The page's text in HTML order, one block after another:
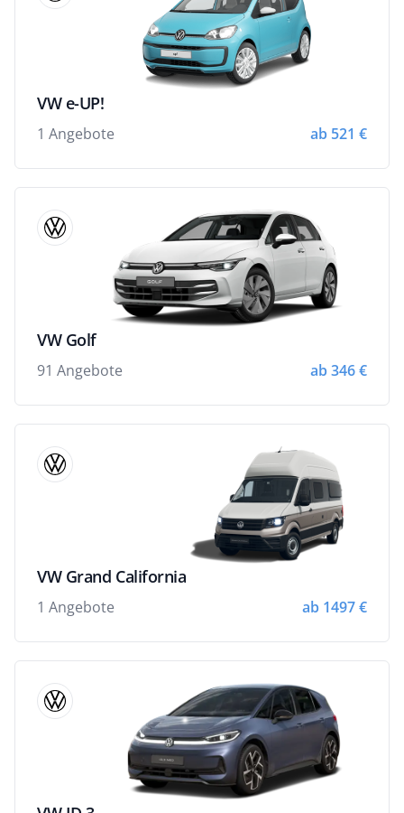
VW e-UP!
1 Angebote ab 521 €
VW Golf
91 Angebote ab 346 €
VW Grand California
1 Angebote ab 1497 €